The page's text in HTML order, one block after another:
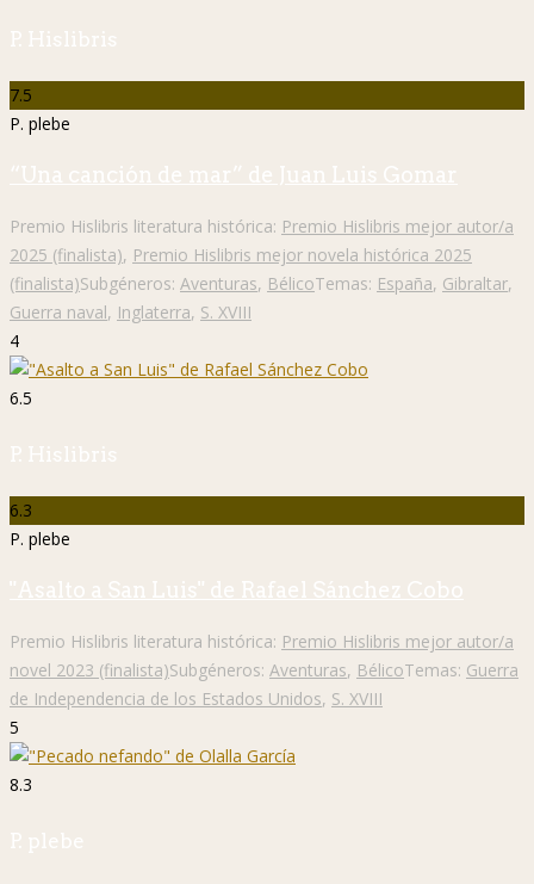
P. Hislibris
7.5
P. plebe
“Una canción de mar” de Juan Luis Gomar
Premio Hislibris literatura histórica: Premio Hislibris mejor autor/a
2025 (finalista), Premio Hislibris mejor novela histórica 2025
(finalista)Subgéneros: Aventuras, BélicoTemas: España, Gibraltar,
Guerra naval, Inglaterra, S. XVIII
4
6.5
P. Hislibris
6.3
P. plebe
"Asalto a San Luis" de Rafael Sánchez Cobo
Premio Hislibris literatura histórica: Premio Hislibris mejor autor/a
novel 2023 (finalista)Subgéneros: Aventuras, BélicoTemas: Guerra
de Independencia de los Estados Unidos, S. XVIII
5
8.3
P. plebe